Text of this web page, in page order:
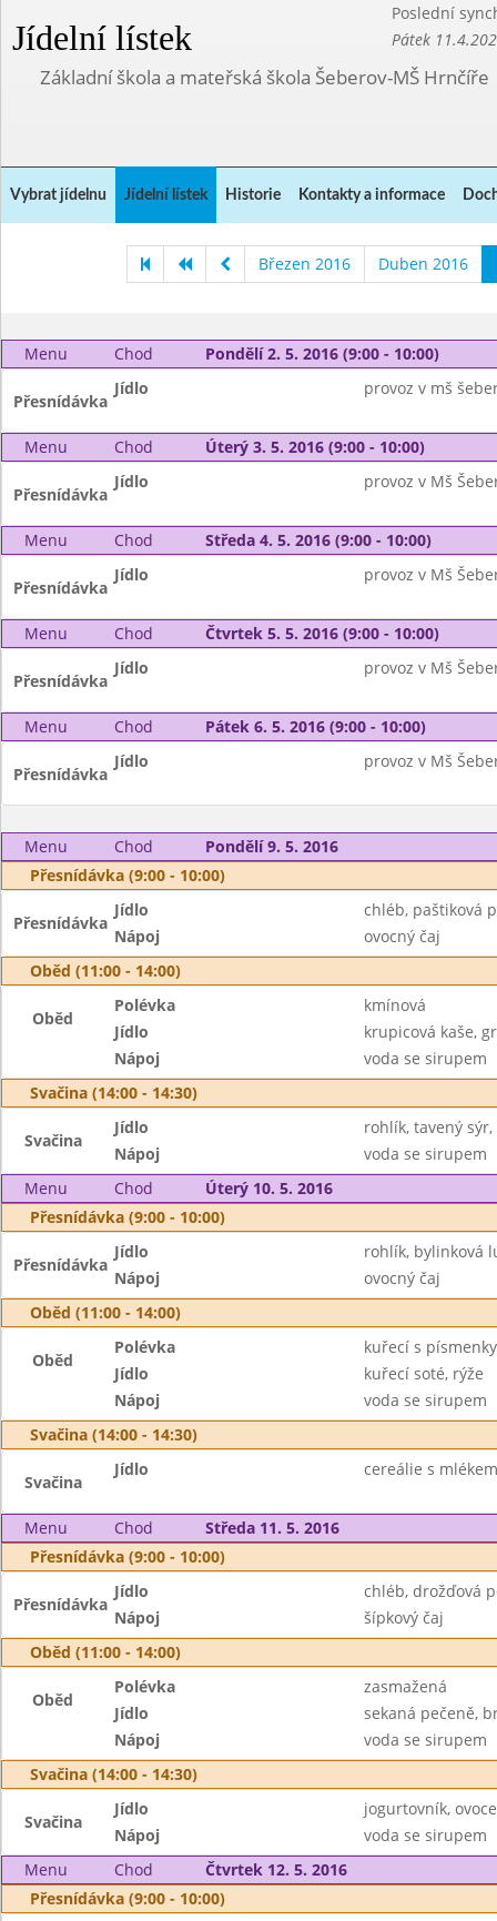
Jídelní lístek
Poslední
Pátek
Základní škola a mateřská škola Šeberov-MŠ Hrnčíře
Vybrat jídelnu Jídelní lístek Historie Kontakty a informace
Březen 2016 Duben 2016
Menu Chod Pondělí 2. 5. 2016 (9:00 - 10:00)
Přesnídávka
Jídlo provoz v mš
Menu Chod Úterý 3. 5. 2016 (9:00 - 10:00)
Přesnídávka
Jídlo provoz v Mš
Menu Chod Středa 4. 5. 2016 (9:00 - 10:00)
Přesnídávka
Jídlo provoz v Mš
Menu Chod Čtvrtek 5. 5. 2016 (9:00 - 10:00)
Přesnídávka
Jídlo provoz v Mš
Menu Chod Pátek 6. 5. 2016 (9:00 - 10:00)
Přesnídávka
Jídlo provoz v Mš
Menu Chod
Pondělí 9. 5. 2016
Přesnídávka (9:00 - 10:00)
Přesnídávka
Jídlo
chléb, paštiková
Nápoj
ovocný čaj
Oběd (11:00 - 14:00)
Oběd
Polévka
kmínová
Jídlo
krupicová kaše,
Nápoj
voda se sirupem
Svačina (14:00 - 14:30)
Svačina
Jídlo
rohlík, tavený
Nápoj
voda se sirupem
Menu
Chod
Úterý 10. 5. 2016
Přesnídávka (9:00 - 10:00)
Přesnídávka
Jídlo
rohlík, bylinková
Nápoj
ovocný čaj
Oběd (11:00 - 14:00)
Oběd
Polévka
kuřecí s písmenky
Jídlo
kuřecí soté, rýže
Nápoj
voda se sirupem
Svačina (14:00 - 14:30)
Svačina
Jídlo cereálie s mlékem
Menu Chod
Středa 11. 5. 2016
Přesnídávka (9:00 - 10:00)
Přesnídávka
Jídlo
chléb, drožďová
Nápoj
šípkový čaj
Oběd (11:00 - 14:00)
Oběd
Polévka
zasmažená
Jídlo
sekaná pečeně,
Nápoj
voda se sirupem
Svačina (14:00 - 14:30)
Svačina
Jídlo
jogurtovník, ovoce
Nápoj
voda se sirupem
Menu
Chod
Čtvrtek 12. 5. 2016
Přesnídávka (9:00 - 10:00)